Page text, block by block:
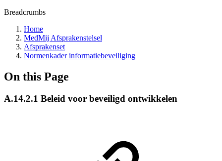
Breadcrumbs
Home
MedMij Afsprakenstelsel
Afsprakenset
Normenkader informatiebeveiliging
On this Page
A.14.2.1 Beleid voor beveiligd ontwikkelen